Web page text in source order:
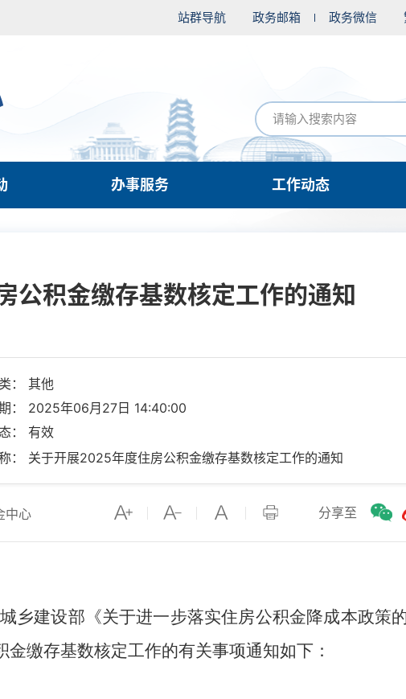
站群导航 政务邮箱 政务微信
办事服务 工作动态
公积金缴存基数核定工作的通知
： 其他
： 2025年06月27日 14:40:00
： 有效
关于开展2025年度住房公积金缴存基数核定工作的通知
分享至
中心
乡建设部《关于进一步落实住房公积金降成本政策
缴存基数核定工作的有关事项通知如下：